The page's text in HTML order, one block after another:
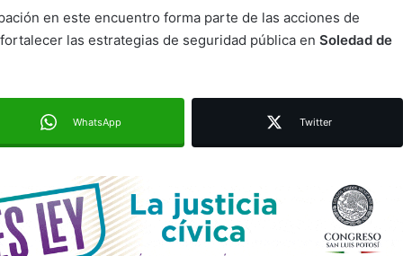
en este encuentro forma parte de las acciones de
las estrategias de seguridad pública en Soledad de
WhatsApp Twitter
Villa de Pozos lleva su oferta
cultural y turística a la Fenapo 2026
para accesos y salidas de la
FENAPO 2026